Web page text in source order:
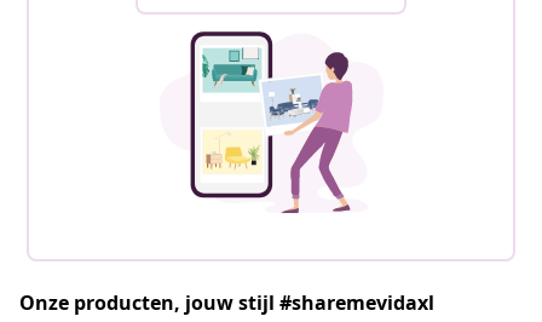
Onze producten, jouw stijl #sharemevidaxl